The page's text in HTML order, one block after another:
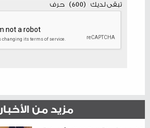
تبقى لديك (
600
) حرف
مزيد من الأخبار